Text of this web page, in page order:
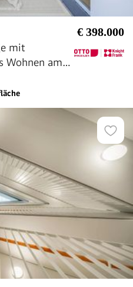
€ 398.000
mit
Wohnen am